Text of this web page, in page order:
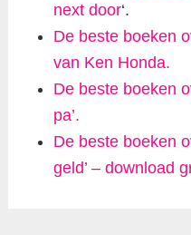
next door‘.
De beste boeken
van Ken Honda.
De beste boeken
pa’.
De beste boeken
geld’ – download